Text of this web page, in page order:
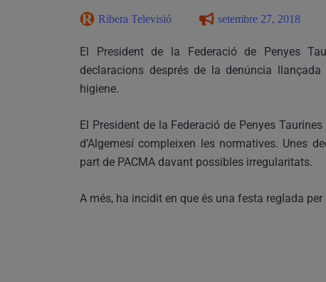
Ribera Televisió setembre 27, 2018
El President de la Federació de Penyes
declaracions després de la denúncia
higiene.
El President de la Federació de Penyes
d’Algemesí compleixen les normatives. Unes
part de PACMA davant possibles irregularitats.
A més, ha incidit en que és una festa reglada per